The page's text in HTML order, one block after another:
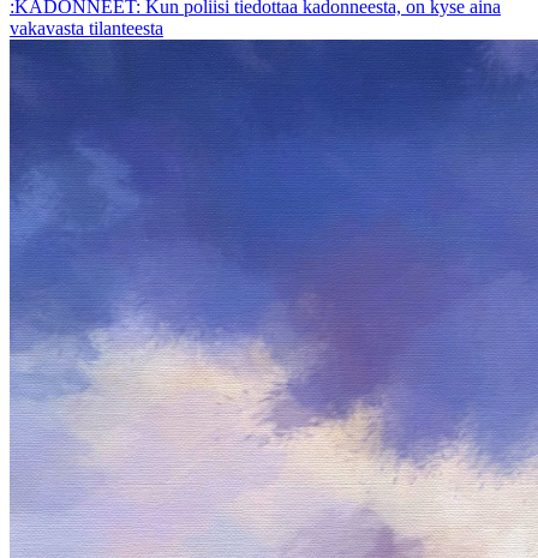
:KADONNEET: Kun poliisi tiedottaa kadonneesta, on kyse aina
vakavasta tilanteesta